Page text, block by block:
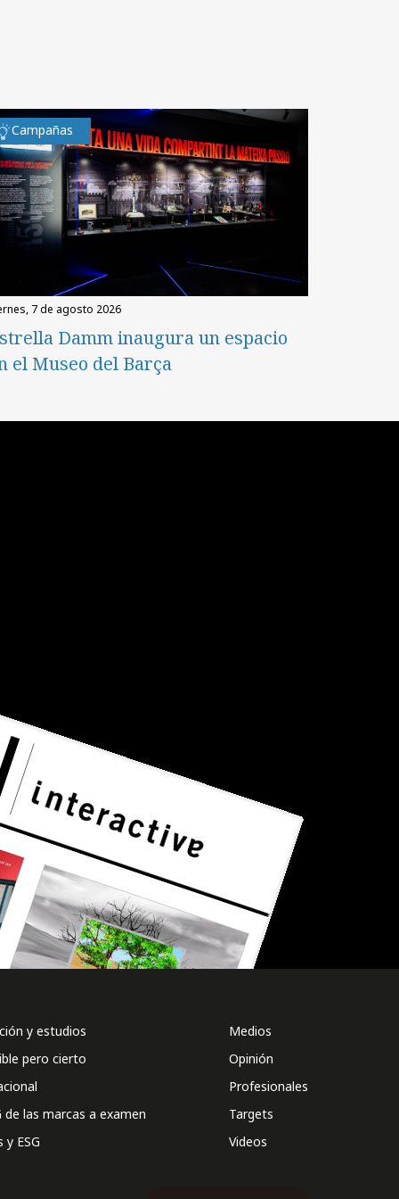
Campañas
7 de agosto 2026
Damm inaugura un espacio
el Museo del Barça
y estudios
pero cierto
de las marcas a examen
y ESG
Medios
Opinión
Profesionales
Targets
Videos